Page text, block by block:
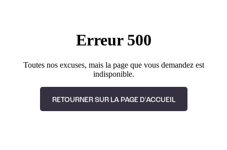
Erreur 500
Toutes nos excuses, mais la page que vous demandez est
indisponible.
RETOURNER SUR LA PAGE D'ACCUEIL